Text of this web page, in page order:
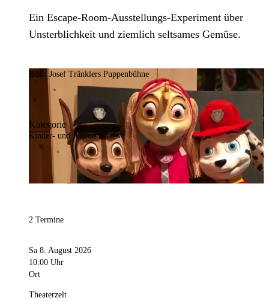
Ein Escape-Room-Ausstellungs-Experiment über
Unsterblichkeit und ziemlich seltsames Gemüse.
Bild:Josef Tränklers Puppenbühne
Kategorie
Kinder- und Jugendtheater
2 Termine
Sa 8. August 2026
10:00 Uhr
Ort
Theaterzelt